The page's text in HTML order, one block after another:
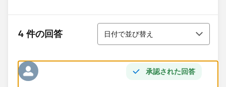
4 件の回答
並び替え
日付で並び替え
承認された回答